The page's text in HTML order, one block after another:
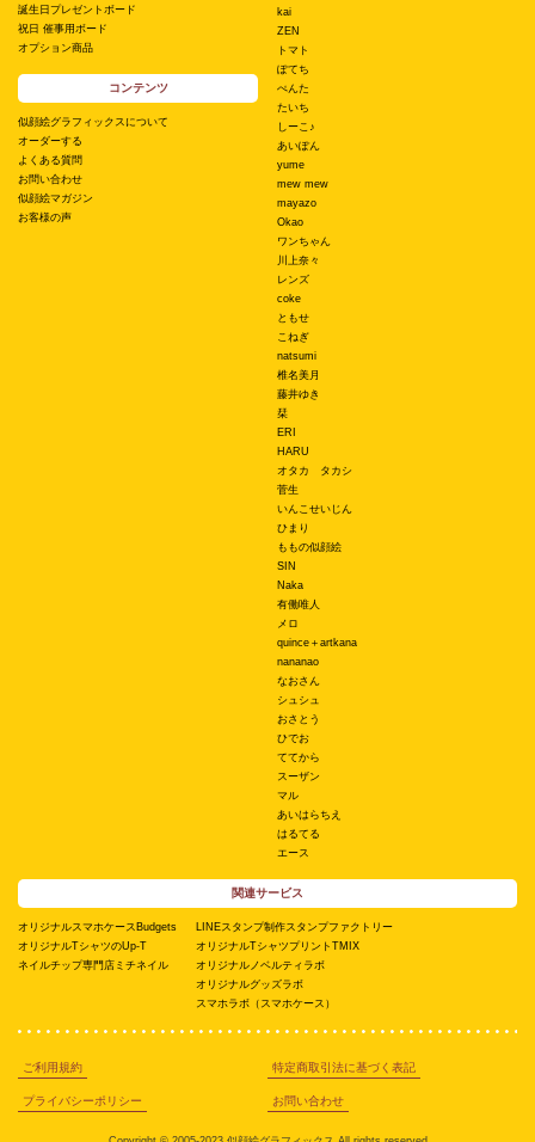
誕生日プレゼントボード
祝日 催事用ボード
オプション商品
コンテンツ
似顔絵グラフィックスについて
オーダーする
よくある質問
お問い合わせ
似顔絵マガジン
お客様の声
kai
ZEN
トマト
ぽてち
ぺんた
たいち
しーこ♪
あいぽん
yume
mew mew
mayazo
Okao
ワンちゃん
川上奈々
レンズ
coke
ともせ
こねぎ
natsumi
椎名美月
藤井ゆき
栞
ERI
HARU
オタカ タカシ
菅生
いんこせいじん
ひまり
ももの似顔絵
SIN
Naka
有働唯人
メロ
quince＋artkana
nananao
なおさん
シュシュ
おさとう
ひでお
ててから
スーザン
マル
あいはらちえ
はるてる
エース
関連サービス
オリジナルスマホケースBudgets
オリジナルTシャツのUp-T
ネイルチップ専門店ミチネイル
LINEスタンプ制作スタンプファクトリー
オリジナルTシャツプリントTMIX
オリジナルノベルティラボ
オリジナルグッズラボ
スマホラボ（スマホケース）
ご利用規約 特定商取引法に基づく表記
プライバシーポリシー お問い合わせ